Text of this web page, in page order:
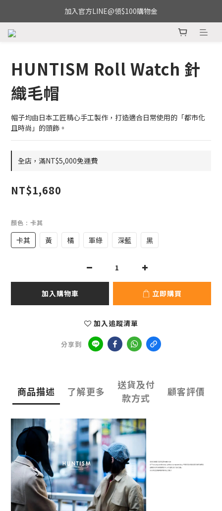
加入官方LINE@領$100購物金
HUNTISM Roll Watch 針
織毛帽
帽子均由日本工匠精心手工製作，打造適合日常使用的「都市化
且時尚」的頭飾。
全店，滿NT$5,000免運費
NT$1,680
顏色 : 卡其
卡其 黃 橘 軍綠 深藍 黑
加入購物車 立即購買
加入追蹤清單
分享到
商品描述 了解更多
送貨及付
款方式
顧客評價